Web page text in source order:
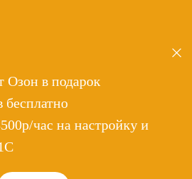
Озон в подарок
бесплатно
час на настройку и